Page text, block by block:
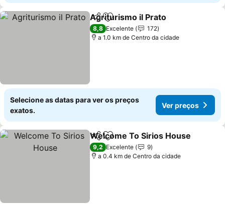
PartilharAdicionar aos favoritos
Agriturismo il Prato
8,8 Excelente
172
a 1.0 km de Centro da cidade
Selecione as datas para ver os preços
exatos.
Ver preços
PartilharAdicionar aos favoritos
Welcome To Sirios House
9,2 Excelente
9
a 0.4 km de Centro da cidade